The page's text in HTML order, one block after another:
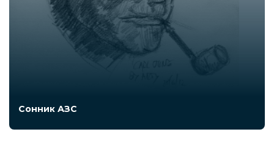
Сонник АЗС